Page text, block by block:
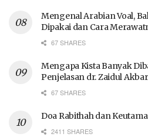
Mengenal Arabian Voal,
Dipakai dan Cara
67 SHARES
Mengapa Kista Banyak
Penjelasan dr. Zaidul
67 SHARES
Doa Rabithah dan
2411 SHARES